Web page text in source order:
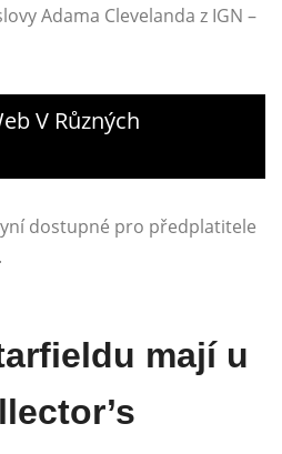
Adama Clevelanda z IGN –
V Různých
dostupné pro předplatitele
mají u